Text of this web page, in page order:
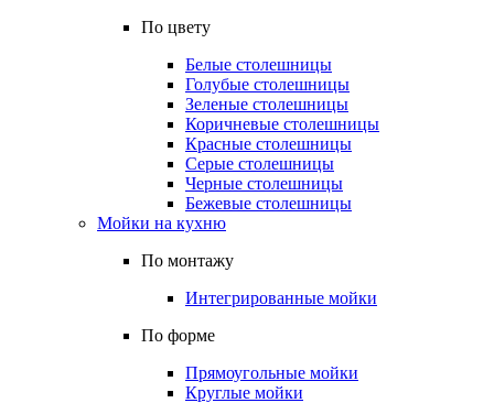
По цвету
Белые столешницы
Голубые столешницы
Зеленые столешницы
Коричневые столешницы
Красные столешницы
Серые столешницы
Черные столешницы
Бежевые столешницы
Мойки на кухню
По монтажу
Интегрированные мойки
По форме
Прямоугольные мойки
Круглые мойки